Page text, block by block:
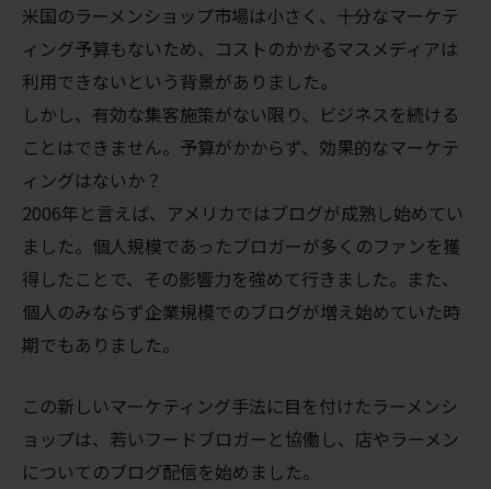
米国のラーメンショップ市場は小さく、十分なマーケテ
ィング予算もないため、コストのかかるマスメディアは
利用できないという背景がありました。
しかし、有効な集客施策がない限り、ビジネスを続ける
ことはできません。予算がかからず、効果的なマーケテ
ィングはないか？
2006年と言えば、アメリカではブログが成熟し始めてい
ました。個人規模であったブロガーが多くのファンを獲
得したことで、その影響力を強めて行きました。また、
個人のみならず企業規模でのブログが増え始めていた時
期でもありました。
この新しいマーケティング手法に目を付けたラーメンシ
ョップは、若いフードブロガーと協働し、店やラーメン
についてのブログ配信を始めました。